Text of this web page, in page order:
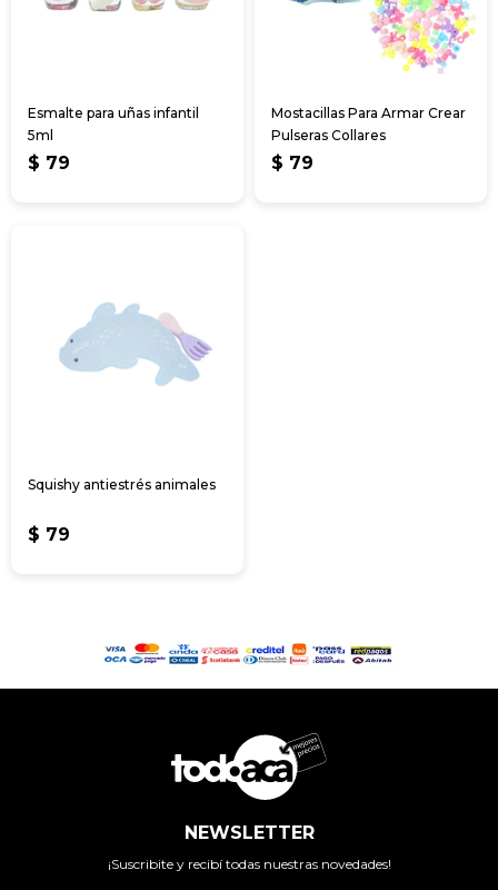
Esmalte para uñas infantil
5ml
$ 79
Mostacillas Para Armar Crear
Pulseras Collares
$ 79
Squishy antiestrés animales
$ 79
NEWSLETTER
¡Suscribite y recibí todas nuestras novedades!